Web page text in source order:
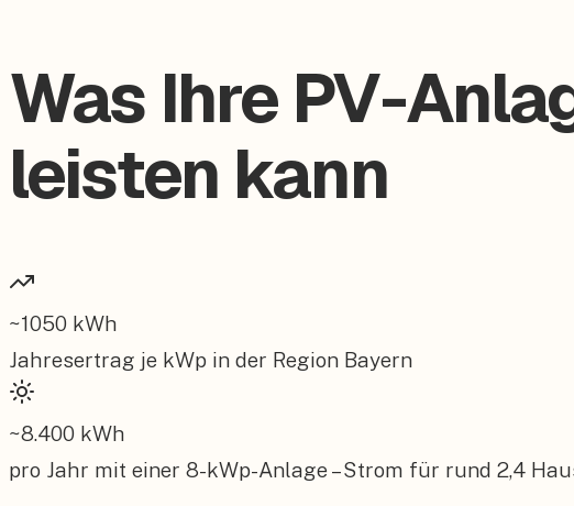
Was Ihre PV-
leisten kann
~1050 kWh
Jahresertrag je kWp in der Region Bayern
~8.400 kWh
pro Jahr mit einer 8-kWp-Anlage – Strom für rund 2,4